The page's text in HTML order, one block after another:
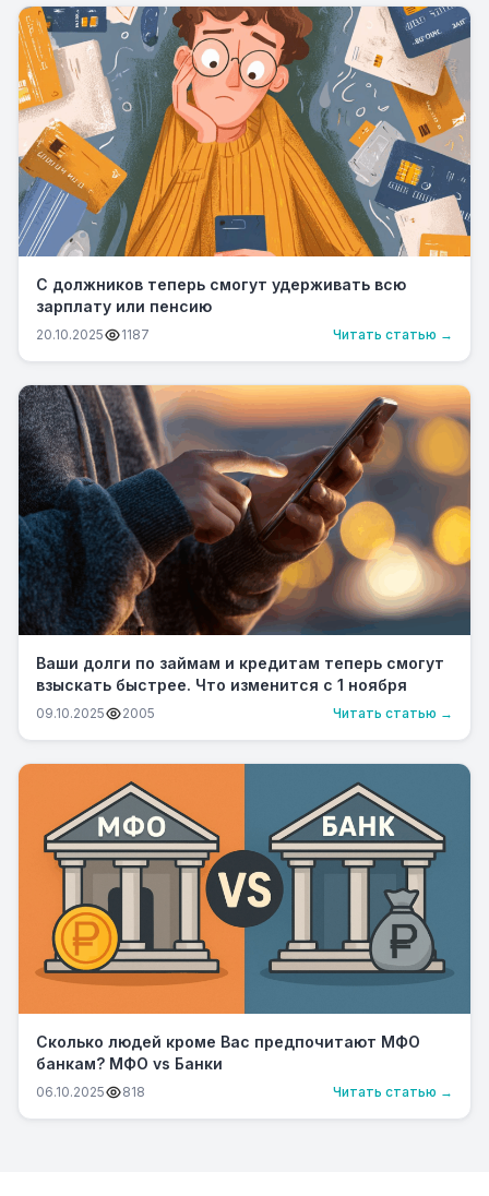
С должников теперь смогут удерживать всю
зарплату или пенсию
20.10.2025 1187 Читать статью →
Ваши долги по займам и кредитам теперь смогут
взыскать быстрее. Что изменится с 1 ноября
09.10.2025 2005 Читать статью →
Сколько людей кроме Вас предпочитают МФО
банкам? МФО vs Банки
06.10.2025 818 Читать статью →